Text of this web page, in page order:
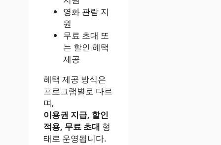
영화 관람 지
원
무료 초대 또
는 할인 혜택
제공
혜택 제공 방식은
프로그램별로 다르
며,
이용권 지급, 할인
적용, 무료 초대 형
태로 운영됩니다.